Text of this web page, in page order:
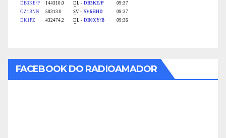
FACEBOOK DO RADIOAMADOR